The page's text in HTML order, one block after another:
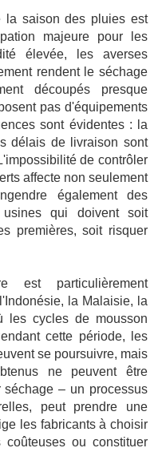
la saison des pluies est
majeure pour les
élevée, les averses
rendent le séchage
découpés presque
pas d'équipements
sont évidentes : la
délais de livraison sont
de contrôler
affecte non seulement
également des
qui doivent soit
premières, soit risquer
est particulièrement
la Malaisie, la
les cycles de mousson
cette période, les
se poursuivre, mais
ne peuvent être
– un processus
peut prendre une
les fabricants à choisir
ou constituer